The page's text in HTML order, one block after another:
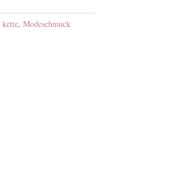
kette, Modeschmuck